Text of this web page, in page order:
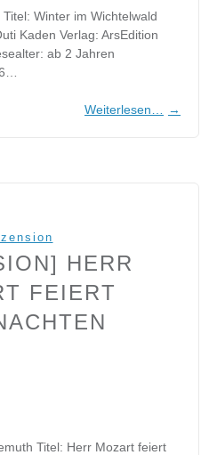
Winter im Wichtelwald
Kaden Verlag: ArsEdition
ab 2 Jahren
Weiterlesen… →
HERR
FEIERT
Titel: Herr Mozart feiert